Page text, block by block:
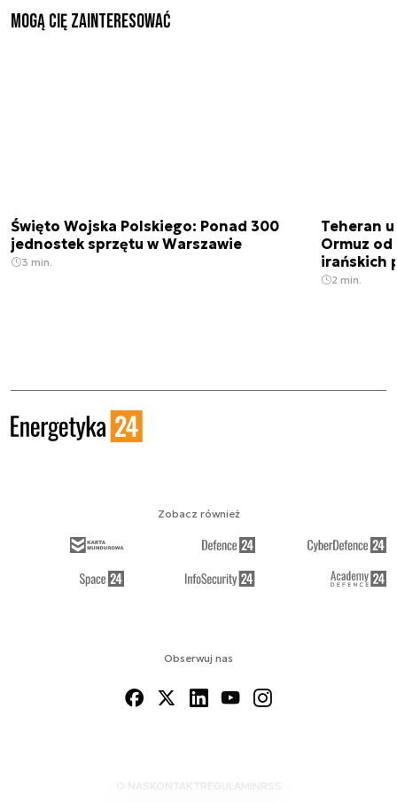
Mogą Cię zainteresować
Święto Wojska Polskiego: Ponad 300
jednostek sprzętu w Warszawie
3 min.
Teheran
Ormuz
irańskich
2 min.
Obserwuj nas
O NAS KONTAKTREGULAMINRSS
Zobacz również